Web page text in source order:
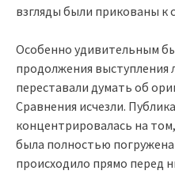
взгляды были прикованы к
Особенно удивительным
продолжения выступления
переставали думать об
Сравнения исчезли.
концентрировалась на
была полностью
происходило прямо перед